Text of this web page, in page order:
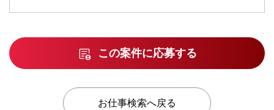
この案件に応募する
お仕事検索へ戻る